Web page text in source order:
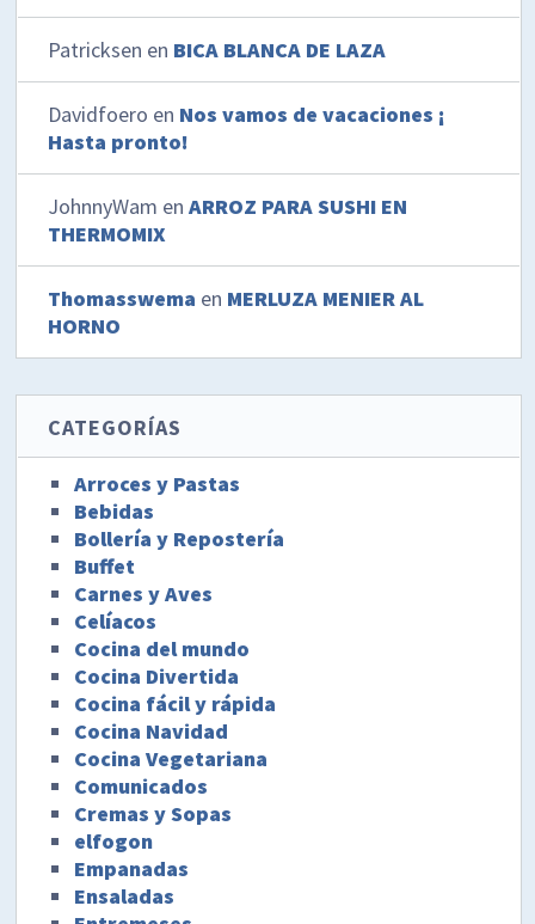
Patricksen en BICA BLANCA DE LAZA
Davidfoero en Nos vamos de vacaciones ¡
Hasta pronto!
JohnnyWam enARROZ PARA SUSHI EN
THERMOMIX
Thomasswema en MERLUZA MENIER AL
HORNO
CATEGORÍAS
Arroces y Pastas
Bebidas
Bollería y Repostería
Buffet
Carnes y Aves
Celíacos
Cocina del mundo
Cocina Divertida
Cocina fácil y rápida
Cocina Navidad
Cocina Vegetariana
Comunicados
Cremas y Sopas
elfogon
Empanadas
Ensaladas